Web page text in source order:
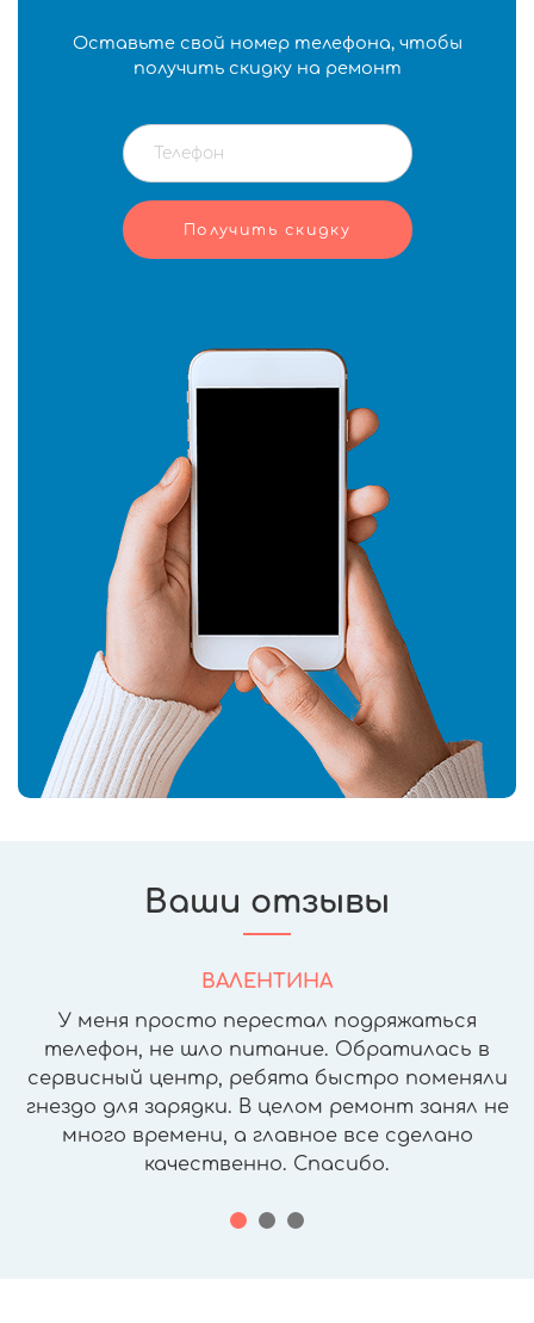
Оставьте свой номер телефона, чтобы
получить скидку на ремонт
Ваши отзывы
ВАЛЕНТИНА
У меня просто перестал подряжаться
телефон, не шло питание. Обратилась в
сервисный центр, ребята быстро поменяли
гнездо для зарядки. В целом ремонт занял не
много времени, а главное все сделано
качественно. Спасибо.